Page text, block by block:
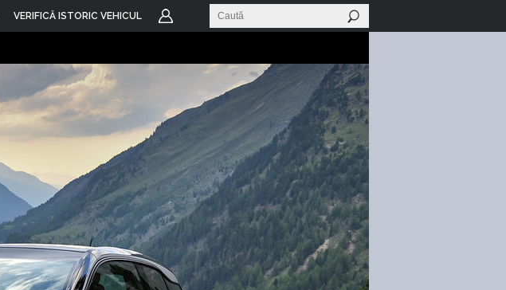
VERIFICĂ ISTORIC VEHICUL